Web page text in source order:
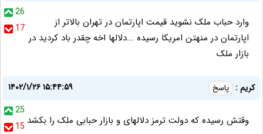
26
17
وارد حباب ملک نشوید قیمت اپارتمان در تهران بالاتر از
اپارتمان در منهتن امریکا رسیده ...دلالها اخه چقدر باد کردید در
بازار ملک
کریم : پاسخ
۱۴۰۲/۱/۲۶ ۱۵:۴۴:۵۹
25
15 وقتش رسیده که دولت ترمز دلالهای و بازار حبابی ملک را بکشد